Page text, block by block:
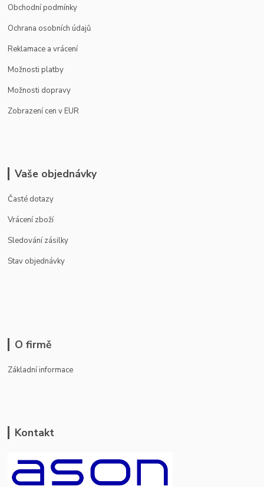
Obchodní podmínky
Ochrana osobních údajů
Reklamace a vrácení
Možnosti platby
Možnosti dopravy
Zobrazení cen v EUR
Vaše objednávky
Časté dotazy
Vrácení zboží
Sledování zásilky
Stav objednávky
O firmě
Základní informace
Kontakt